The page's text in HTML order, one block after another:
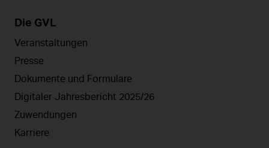
Die GVL
Veranstaltungen
Presse
Dokumente und Formulare
Digitaler Jahresbericht 2025/26
Zuwendungen
Karriere